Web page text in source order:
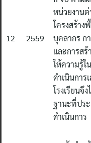
12 2559
หน่วยงาน
โครงสร้า
บุคลากร ก
และการส
ให้ความรู้ใ
ดำเนินการ
โรงเรียนจึ
ฐานะที่ประ
ดำเนินการ